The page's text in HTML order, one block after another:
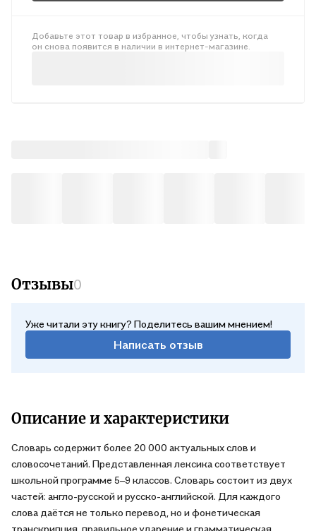
Добавьте этот товар в избранное, чтобы узнать, когда
он снова появится в наличии в интернет-магазине.
Отзывы0
Уже читали эту книгу? Поделитесь вашим мнением!
Написать отзыв
Описание и характеристики
Словарь содержит более 20 000 актуальных слов и
словосочетаний. Представленная лексика соответствует
школьной программе 5–9 классов. Словарь состоит из двух
частей: англо-русской и русско-английской. Для каждого
слова даётся не только перевод, но и фонетическая
транскрипция, правильное ударение и грамматическая